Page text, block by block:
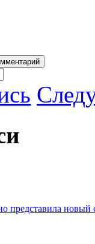
представила